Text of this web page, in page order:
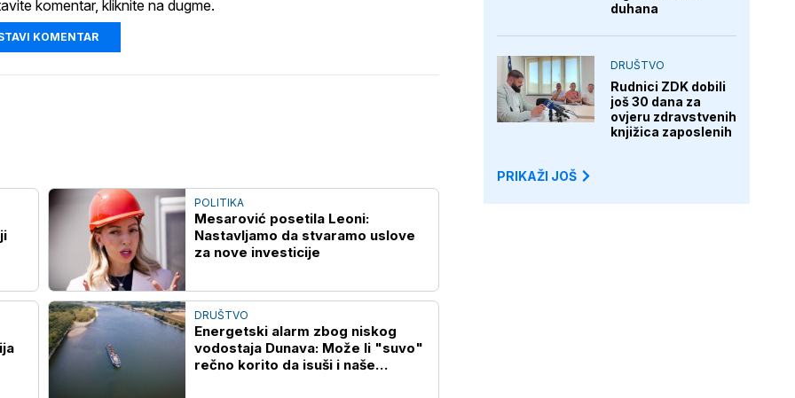
komentar, kliknite na dugme.
KOMENTAR
POLITIKA
Mesarović posetila Leoni:
Nastavljamo da stvaramo uslove
za nove investicije
DRUŠTVO
Energetski alarm zbog niskog
vodostaja Dunava: Može li "suvo"
rečno korito da isuši i naše
duhana
DRUŠTVO
Rudnici ZDK dobili
još 30 dana za
ovjeru zdravstvenih
knjižica zaposlenih
PRIKAŽI JOŠ